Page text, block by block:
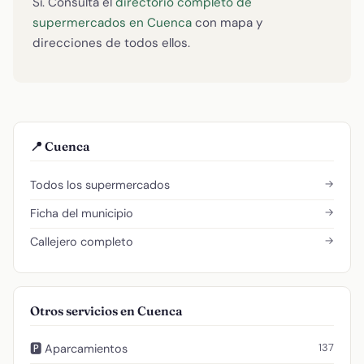
supermercados en Cuenca con mapa y
direcciones de todos ellos.
📍 Cuenca
Todos los supermercados →
Ficha del municipio →
Callejero completo →
Otros servicios en Cuenca
🅿️ Aparcamientos 137